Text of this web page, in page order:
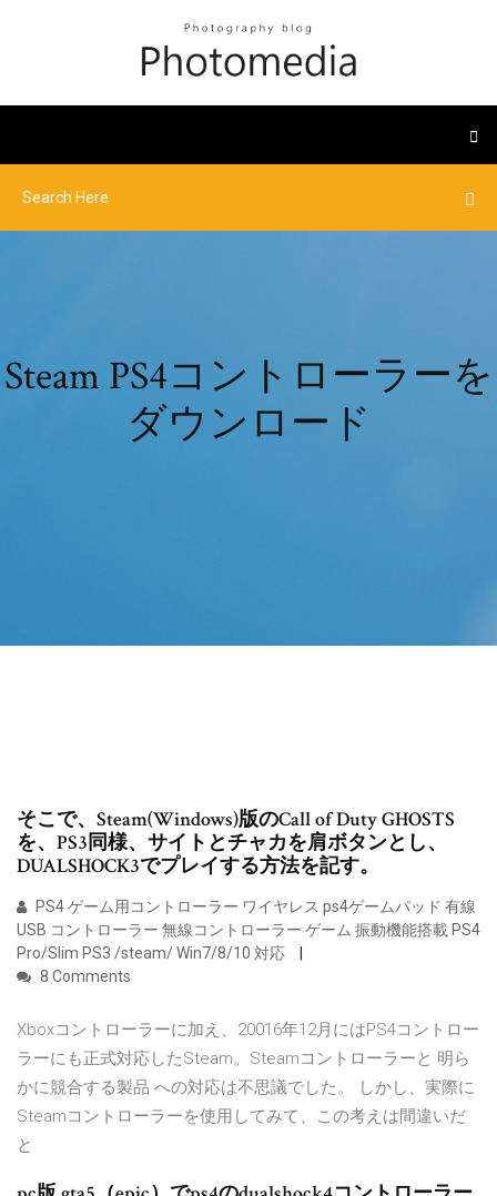
Steam PS4コントローラーを
ダウンロード
そこで、Steam(Windows)版のCall of Duty GHOSTS
を、PS3同様、サイトとチャカを肩ボタンとし、
DUALSHOCK3でプレイする方法を記す。
PS4 ゲーム用コントローラー ワイヤレス ps4ゲームパッド 有線
USB コントローラー 無線コントローラー ゲーム 振動機能搭載 PS4
Pro/Slim PS3 /steam/ Win7/8/10 対応
8 Comments
Xboxコントローラーに加え、20016年12月にはPS4コントロー
ラーにも正式対応したSteam。Steamコントローラーと 明ら
かに競合する製品 への対応は不思議でした。 しかし、実際に
Steamコントローラーを使用してみて、この考えは間違いだ
と